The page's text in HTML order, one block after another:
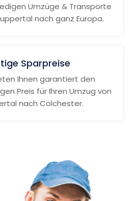
Umzüge & Transporte
nach ganz Europa.
Sparpreise
Ihnen garantiert den
Preis für Ihren Umzug von
nach Colchester.